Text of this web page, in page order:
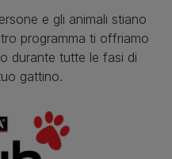
e gli animali stiano
programma ti offriamo
durante tutte le fasi di
gattino.